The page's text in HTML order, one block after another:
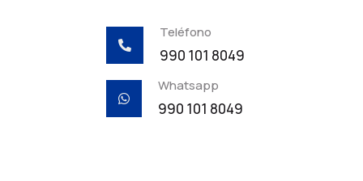

Teléfono
990 101 8049

Whatsapp
990 101 8049